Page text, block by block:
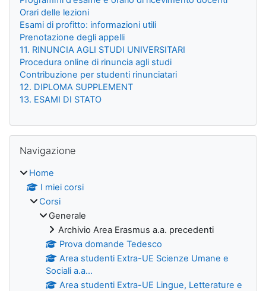
Orari delle lezioni
Esami di profitto: informazioni utili
Prenotazione degli appelli
11. RINUNCIA AGLI STUDI UNIVERSITARI
Procedura online di rinuncia agli studi
Contribuzione per studenti rinunciatari
12. DIPLOMA SUPPLEMENT
13. ESAMI DI STATO
Navigazione
Home
I miei corsi
Corsi
Generale
Archivio Area Erasmus a.a. precedenti
Prova domande Tedesco
Area studenti Extra-UE Scienze Umane e
Sociali a.a...
Area studenti Extra-UE Lingue, Letterature e